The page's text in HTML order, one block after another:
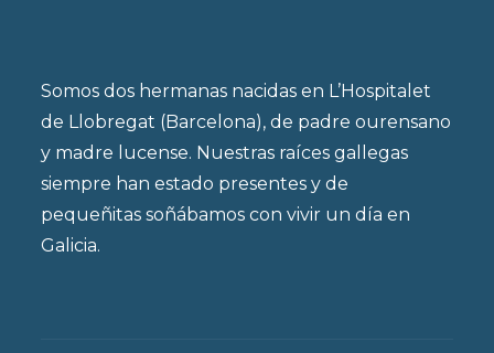
Somos dos hermanas nacidas en L’Hospitalet
de Llobregat (Barcelona), de padre ourensano
y madre lucense. Nuestras raíces gallegas
siempre han estado presentes y de
pequeñitas soñábamos con vivir un día en
Galicia.